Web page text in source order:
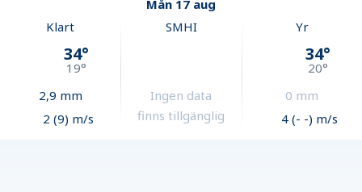
Mån 17 aug
Klart
34°
19°
2,9 mm
2 (9) m/s
SMHI
Ingen data
finns tillgänglig
Yr
34°
20°
0 mm
4 (- -) m/s